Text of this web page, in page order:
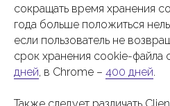
сокращать время хранения
года больше положиться
если пользователь не
срок хранения cookie-файла
дней, в Chrome – 400 дней.